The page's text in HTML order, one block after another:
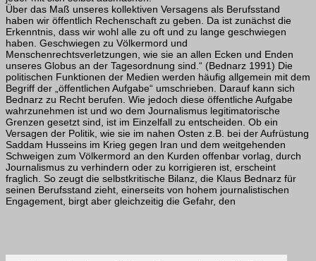
Über das Maß unseres kollektiven Versagens als Berufsstand
haben wir öffentlich Rechenschaft zu geben. Da ist zunächst die
Erkenntnis, dass wir wohl alle zu oft und zu lange geschwiegen
haben. Geschwiegen zu Völkermord und
Menschenrechtsverletzungen, wie sie an allen Ecken und Enden
unseres Globus an der Tagesordnung sind.“ (Bednarz 1991) Die
politischen Funktionen der Medien werden häufig allgemein mit dem
Begriff der „öffentlichen Aufgabe“ umschrieben. Darauf kann sich
Bednarz zu Recht berufen. Wie jedoch diese öffentliche Aufgabe
wahrzunehmen ist und wo dem Journalismus legitimatorische
Grenzen gesetzt sind, ist im Einzelfall zu entscheiden. Ob ein
Versagen der Politik, wie sie im nahen Osten z.B. bei der Aufrüstung
Saddam Husseins im Krieg gegen Iran und dem weitgehenden
Schweigen zum Völkermord an den Kurden offenbar vorlag, durch
Journalismus zu verhindern oder zu korrigieren ist, erscheint
fraglich. So zeugt die selbstkritische Bilanz, die Klaus Bednarz für
seinen Berufsstand zieht, einerseits von hohem journalistischen
Engagement, birgt aber gleichzeitig die Gefahr, den